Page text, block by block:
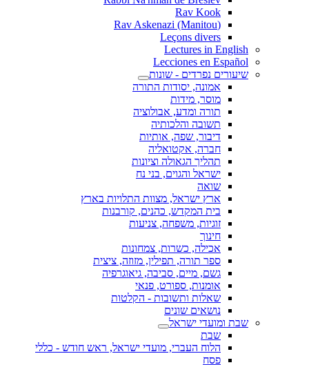
Rav Kook
(Rav Askenazi (Manitou
Leçons divers
Lectures in English
Lecciones en Español
שיעורים נפרדים - שונות
אמונה, יסודות התורה
מוסר, מידות
תורה ומדע, אבולוציה
תשובה והלכותיה
דיבור, שפה, אותיות
חברה, אקטואליה
תהליך הגאולה וציונות
ישראל והגוים, בני נח
שואה
ארץ ישראל, מצוות התלויות בארץ
בית המקדש, כהנים, קורבנות
זוגיות, משפחה, צניעות
חינוך
אכילה, כשרות, צמחונות
ספר תורה, תפילין, מזוזה, ציצית
גשם, מיים, סביבה, גיאוגרפיה
אומנות, ספורט, פנאי
שאלות ותשובות - הקלטות
נושאים שונים
שבת ומועדי ישראל
שבת
הלוח העברי, מועדי ישראל, ראש חודש - כללי
פסח